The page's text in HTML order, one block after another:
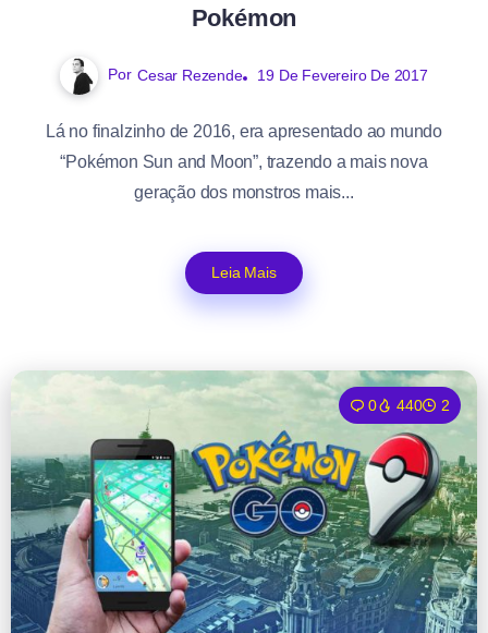
Pokémon
Por Cesar Rezende 19 De Fevereiro De 2017
Lá no finalzinho de 2016, era apresentado ao mundo
“Pokémon Sun and Moon”, trazendo a mais nova
geração dos monstros mais...
Leia Mais
0 440 2